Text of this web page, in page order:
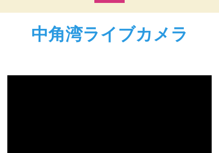
中角湾ライブカメラ